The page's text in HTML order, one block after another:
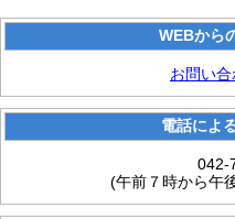
WEBから
お問い
電話によ
042-
(午前７時から午